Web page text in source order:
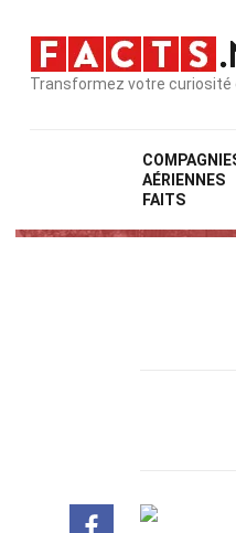
Transformez votre curiosité
AÉRIENNES
FAITS